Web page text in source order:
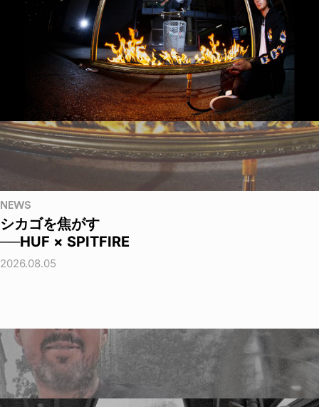
NEWS
シカゴを焦がす
──HUF × SPITFIRE
2026.08.05